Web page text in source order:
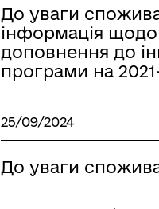
До уваги
інформація
доповнення до
програми на
25/09/2024
До уваги